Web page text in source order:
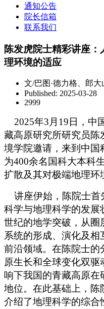
通知公告
院长信箱
联系我们
陈发虎院士精彩讲座
理环境的适应
文/巴图·德力格、郎大
Published: 2025-03-28
2999
2025年3月19日，中
藏高原研究所研究员陈
境学院邀请，来到中国
为400余名国科大本科
扩散及其对极端地理环
讲座伊始，陈院士首
科学与地理科学的发展
世纪的地学突破，从圈
系统的形成、演化及
前沿领域。在陈院士的
原生长和全球变化双
响下我国的青藏高原在
地位。在此基础上，陈
介绍了地理科学的综合